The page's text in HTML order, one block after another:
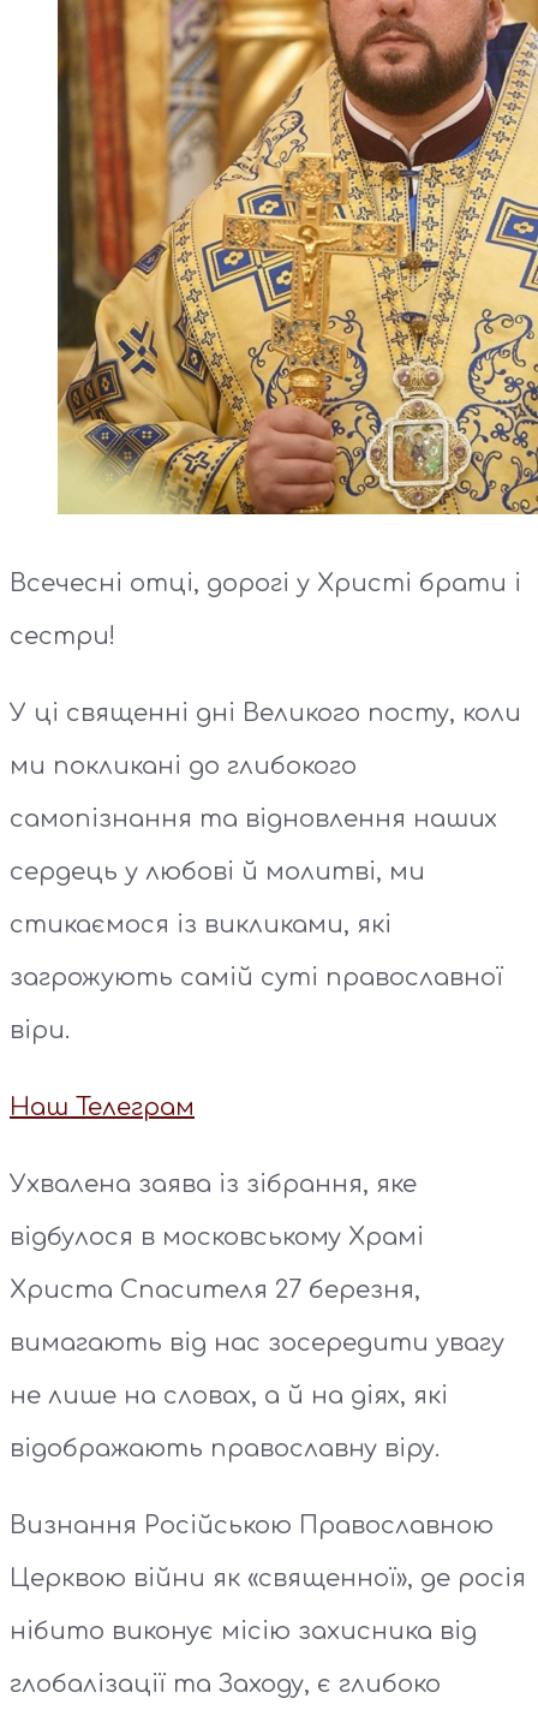
Всечесні отці, дорогі у Христі брати і
сестри!
У ці священні дні Великого посту, коли
ми покликані до глибокого
самопізнання та відновлення наших
сердець у любові й молитві, ми
стикаємося із викликами, які
загрожують самій суті православної
віри.
Наш Телеграм
Ухвалена заява із зібрання, яке
відбулося в московському Храмі
Христа Спасителя 27 березня,
вимагають від нас зосередити увагу
не лише на словах, а й на діях, які
відображають православну віру.
Визнання Російською Православною
Церквою війни як «священної», де росія
нібито виконує місію захисника від
глобалізації та Заходу, є глибоко